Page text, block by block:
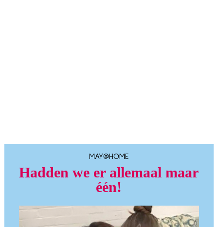
MAY@HOME
Hadden we er allemaal maar
één!